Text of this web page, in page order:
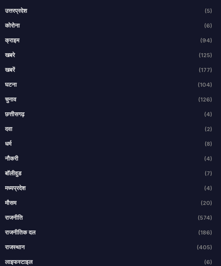
उत्तरप्रदेश (5)
कोरोना (6)
क्राइम (94)
खबरे (125)
खबरें (177)
घटना (104)
चुनाव (126)
छत्तीसगढ़ (4)
दवा (2)
धर्म (8)
नौकरी (4)
बॉलीवुड (7)
मध्यप्रदेश (4)
मौसम (20)
राजनीति (574)
राजनीतिक दल (186)
राजस्थान (405)
लाइफस्टाइल (6)